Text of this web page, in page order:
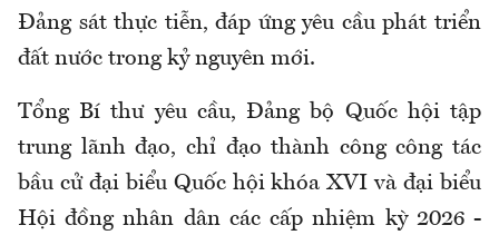
Đảng sát thực tiễn, đáp ứng yêu cầu phát triển
đất nước trong kỷ nguyên mới.
Tổng Bí thư yêu cầu, Đảng bộ Quốc hội tập
trung lãnh đạo, chỉ đạo thành công công tác
bầu cử đại biểu Quốc hội khóa XVI và đại biểu
Hội đồng nhân dân các cấp nhiệm kỳ 2026 -